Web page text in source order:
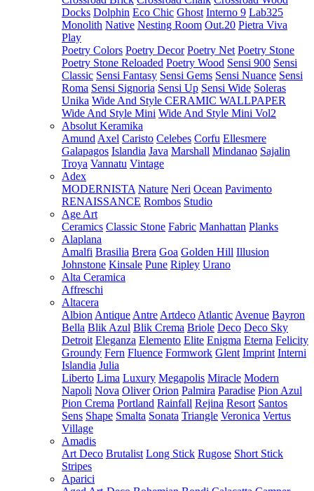
Docks Dolphin Eco Chic Ghost Interno 9 Lab325
Monolith Native Nesting Room Out.20 Pietra Viva
Play
Poetry Colors Poetry Decor Poetry Net Poetry Stone
Poetry Stone Reloaded Poetry Wood Sensi 900 Sensi
Classic Sensi Fantasy Sensi Gems Sensi Nuance Sensi
Roma Sensi Signoria Sensi Up Sensi Wide Soleras
Unika Wide And Style CERAMIC WALLPAPER
Wide And Style Mini Wide And Style Mini Vol2
Absolut Keramika
Amund Axel Caristo Celebes Corfu Ellesmere
Galapagos Islandia Java Marshall Mindanao Sajalin
Troya Vannatu Vintage
Adex
MODERNISTA Nature Neri Ocean Pavimento
RENAISSANCE Rombos Studio
Age Art
Ceramics Classic Stone Fabric Manhattan Planks
Alaplana
Amalfi Brasilia Brera Goa Golden Hill Illusion
Johnstone Kinsale Pune Ripley Urano
Alta Ceramica
Affreschi
Altacera
Albion Antique Antre Artdeco Atlantic Avenue Bayron
Bella Blik Azul Blik Crema Briole Deco Deco Sky
Detroit Eleganza Elemento Elite Enigma Eterna Felicity
Groundy Fern Fluence Formwork Glent Imprint Interni
Islandia Julia
Liberto Lima Luxury Megapolis Miracle Modern
Napoli Nova Oliver Orion Palmira Paradise Pion Azul
Pion Crema Portland Rainfall Rejina Resort Santos
Sens Shape Smalta Sonata Triangle Veronica Vertus
Village
Amadis
Art Deco Brutalist Long Stick Rugose Short Stick
Stripes
Aparici